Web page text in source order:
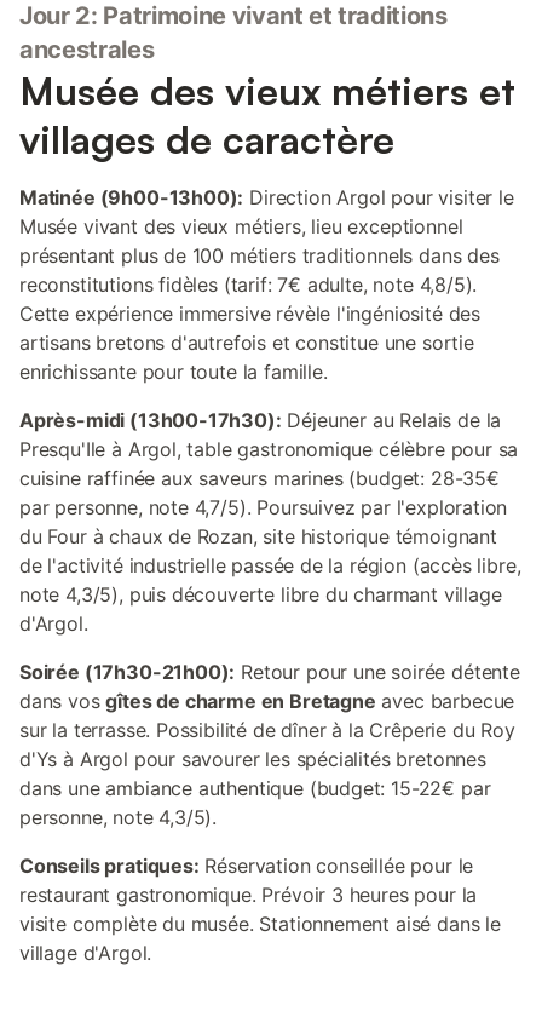
Jour 2: Patrimoine vivant et traditions
ancestrales
Musée des vieux métiers et
villages de caractère
Matinée (9h00-13h00): Direction Argol pour visiter le
Musée vivant des vieux métiers, lieu exceptionnel
présentant plus de 100 métiers traditionnels dans des
reconstitutions fidèles (tarif: 7€ adulte, note 4,8/5).
Cette expérience immersive révèle l'ingéniosité des
artisans bretons d'autrefois et constitue une sortie
enrichissante pour toute la famille.
Après-midi (13h00-17h30): Déjeuner au Relais de la
Presqu'Ile à Argol, table gastronomique célèbre pour sa
cuisine raffinée aux saveurs marines (budget: 28-35€
par personne, note 4,7/5). Poursuivez par l'exploration
du Four à chaux de Rozan, site historique témoignant
de l'activité industrielle passée de la région (accès libre,
note 4,3/5), puis découverte libre du charmant village
d'Argol.
Soirée (17h30-21h00): Retour pour une soirée détente
dans vosgîtes de charme en Bretagne avec barbecue
sur la terrasse. Possibilité de dîner à la Crêperie du Roy
d'Ys à Argol pour savourer les spécialités bretonnes
dans une ambiance authentique (budget: 15-22€ par
personne, note 4,3/5).
Conseils pratiques: Réservation conseillée pour le
restaurant gastronomique. Prévoir 3 heures pour la
visite complète du musée. Stationnement aisé dans le
village d'Argol.